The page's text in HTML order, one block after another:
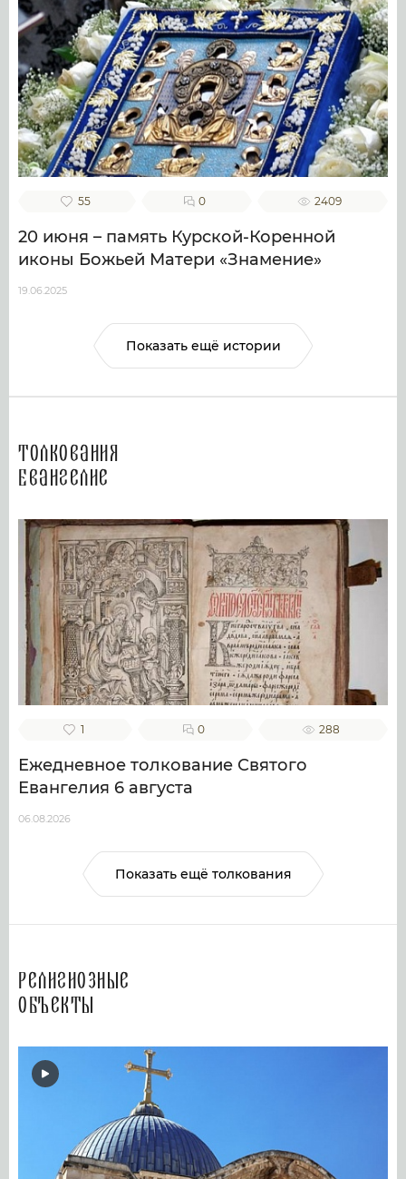
55 0 2409
20 июня – память Курской-Коренной
иконы Божьей Матери «Знамение»
19.06.2025
Показать ещё истории
Толкования
Евангелие
1 0 288
Ежедневное толкование Святого
Евангелия 6 августа
06.08.2026
Показать ещё толкования
Религиозные
объекты